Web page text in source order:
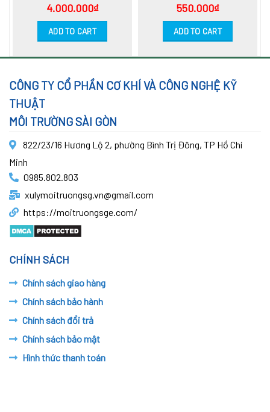
4.000.000₫
ADD TO CART
550.000₫
ADD TO CART
CÔNG TY CỔ PHẦN CƠ KHÍ VÀ CÔNG NGHỆ KỸ
THUẬT
MÔI TRƯỜNG SÀI GÒN
822/23/16 Hương Lộ 2, phường Bình Trị Đông, TP Hồ Chí
Minh
0985.802.803
xulymoitruongsg.vn@gmail.com
https://moitruongsge.com/
CHÍNH SÁCH
Chính sách giao hàng
Chính sách bảo hành
Chính sách đổi trả
Chính sách bảo mật
Hình thức thanh toán